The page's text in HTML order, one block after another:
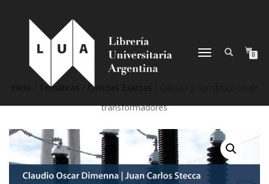
NAVEGACIÓN
0
Temáticas Ciencias Exactas
transformadores